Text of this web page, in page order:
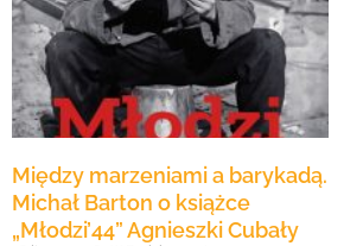
Między marzeniami a barykadą.
Michał Barton o książce
„Młodzi’44” Agnieszki Cubały